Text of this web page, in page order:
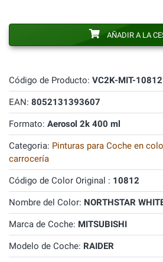
Código de Producto: VC2K-MIT-10812
EAN: 8052131393607
Formato: Aerosol 2k 400 ml
Categoria: Pinturas para Coche en
carrocería
Código de Color Original : 10812
Nombre del Color: NORTHSTAR
Marca de Coche: MITSUBISHI
Modelo de Coche: RAIDER
AÑADIR A LA